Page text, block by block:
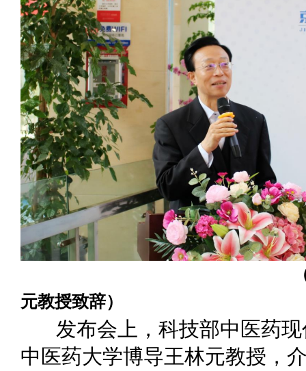
（北京中医药大
元教授致辞）
发布会上，科技部中医药
中医药大学博导王林元教授，